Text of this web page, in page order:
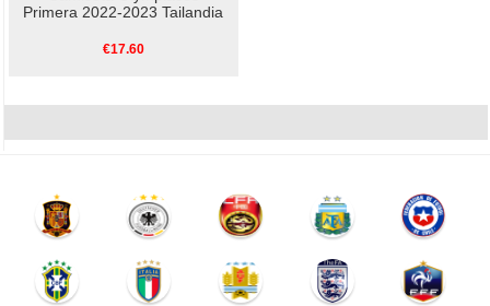
Primera 2022-2023 Tailandia
€17.60